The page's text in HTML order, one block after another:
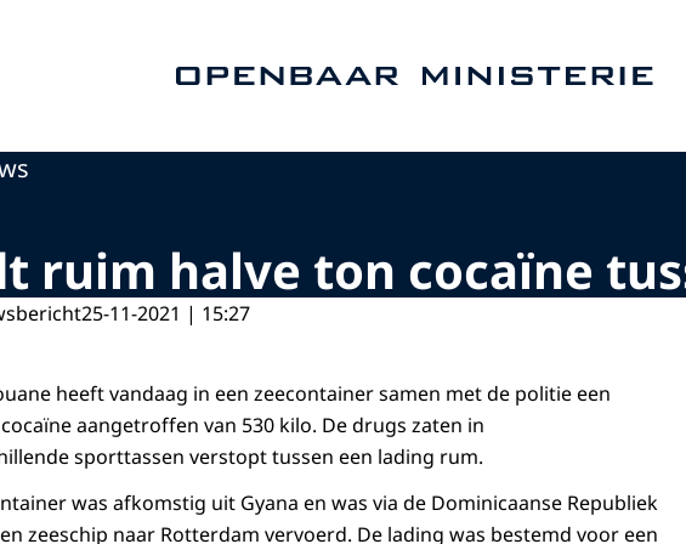
ruim halve ton cocaïne
25-11-2021 | 15:27
heeft vandaag in een zeecontainer samen met de politie een
aangetroffen van 530 kilo. De drugs zaten in
sporttassen verstopt tussen een lading rum.
was afkomstig uit Gyana en was via de Dominicaanse Republiek
zeeschip naar Rotterdam vervoerd. De lading was bestemd voor een